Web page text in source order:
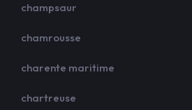
champsaur
chamrousse
charente maritime
chartreuse